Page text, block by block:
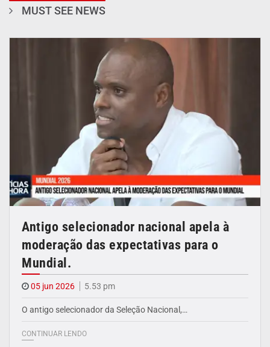
MUST SEE NEWS
Antigo selecionador nacional apela à
moderação das expectativas para o
Mundial.
05 jun 2026 5.53 pm
O antigo selecionador da Seleção Nacional,…
CONTINUAR LENDO